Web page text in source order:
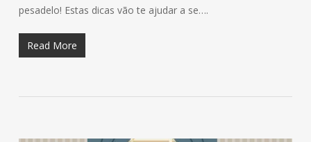
pesadelo! Estas dicas vão te ajudar a se….
Read More